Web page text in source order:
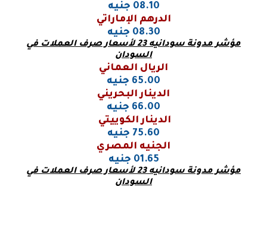
08.10 جنيه
الدرهم الإماراتي
08.30 جنيه
مؤشر مدونة سودانيه 23 لأسعار صرف العملات في
السودان
الريال العماني
65.00 جنيه
الدينار البحريني
66.00 جنيه
الدينار الكوييتي
75.60 جنيه
الجنيه المصري
01.65 جنيه
مؤشر مدونة سودانيه 23 لأسعار صرف العملات في
السودان